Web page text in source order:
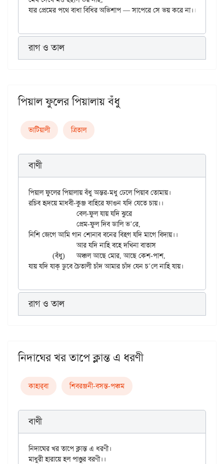
রাগ ও তাল
পিয়াল ফুলের পিয়ালায় বঁধু
ভাটিয়ালী ত্রিতাল
বাণী
পিয়াল ফুলের পিয়ালায় বঁধু অন্তর-মধু ঢেলে পিয়াব তোমায়।
রচিব হৃদয়ে মাধবী-কুঞ্জ বাহিরে ফাগুন যদি যেতে চায়।।
নিশি জেগে আমি গান শোনাব বনের বিহগ যদি মাগে বিদায়।।
		আর যদি নাহি বহে দখিনা বাতাস
রাগ ও তাল
নিদাঘের খর তাপে ক্লান্ত এ ধরণী
কাহার্‌বা শিবরঞ্জনী-বসন্ত-পঞ্চম
বাণী
নিদাঘের খর তাপে ক্লান্ত এ ধরণী।
মাধুরী হারায়ে হল পাণ্ডুর বরণী।।